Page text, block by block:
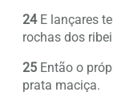
24E lançares
rochas dos
25 Então o
prata maciça.